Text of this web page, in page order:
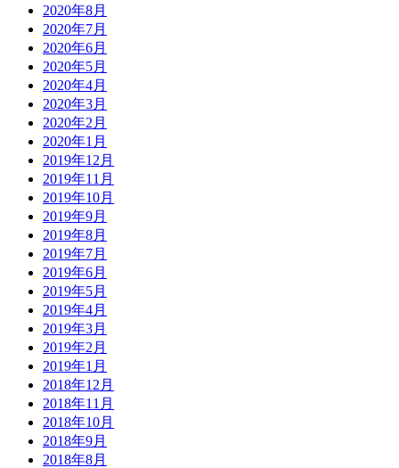
2020年8月
2020年7月
2020年6月
2020年5月
2020年4月
2020年3月
2020年2月
2020年1月
2019年12月
2019年11月
2019年10月
2019年9月
2019年8月
2019年7月
2019年6月
2019年5月
2019年4月
2019年3月
2019年2月
2019年1月
2018年12月
2018年11月
2018年10月
2018年9月
2018年8月